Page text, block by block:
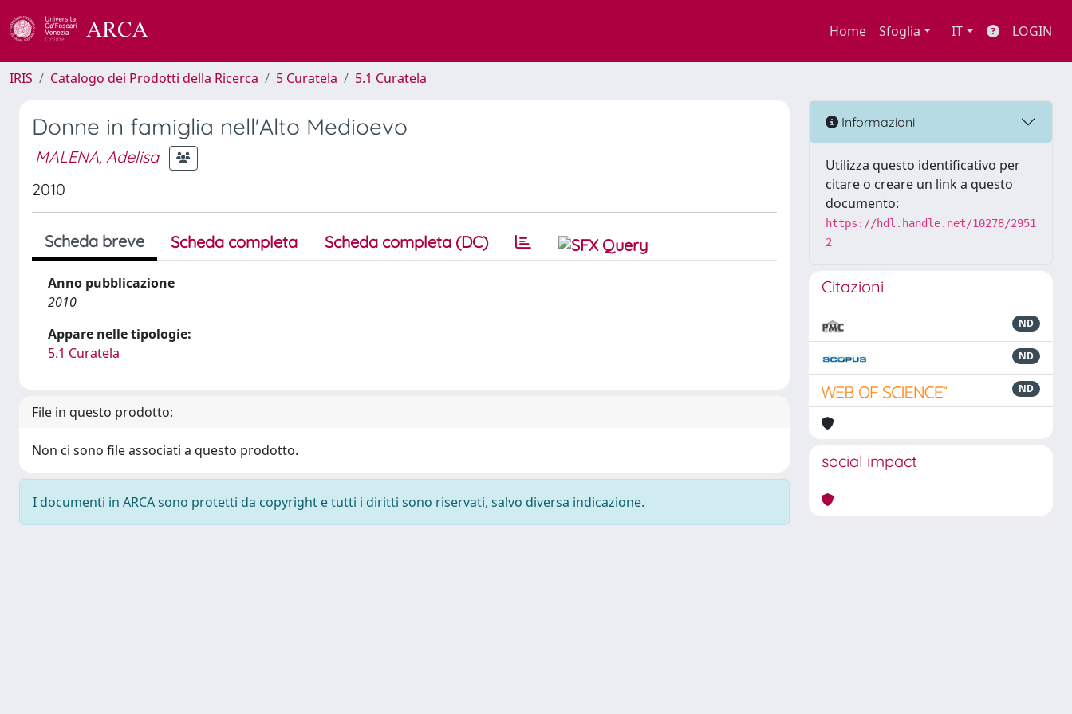
Home Sfoglia IT LOGIN
IRIS Catalogo dei Prodotti della Ricerca 5 Curatela 5.1 Curatela
Donne in famiglia nell'Alto Medioevo
MALENA, Adelisa
2010
Scheda breve Scheda completa Scheda completa (DC)
Anno pubblicazione
2010
Appare nelle tipologie:
5.1 Curatela
File in questo prodotto:
Non ci sono file associati a questo prodotto.
I documenti in ARCA sono protetti da copyright e tutti i diritti sono riservati, salvo diversa indicazione.
Informazioni
Utilizza questo identificativo per
citare o creare un link a questo
documento:
https://hdl.handle.net/10278/2951
2
Citazioni
ND
ND
ND
social impact